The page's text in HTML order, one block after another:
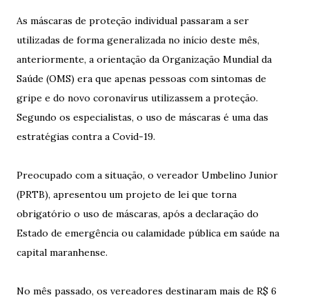
As máscaras de proteção individual passaram a ser
utilizadas de forma generalizada no início deste mês,
anteriormente, a orientação da Organização Mundial da
Saúde (OMS) era que apenas pessoas com sintomas de
gripe e do novo coronavírus utilizassem a proteção.
Segundo os especialistas, o uso de máscaras é uma das
estratégias contra a Covid-19.
Preocupado com a situação, o vereador Umbelino Junior
(PRTB), apresentou um projeto de lei que torna
obrigatório o uso de máscaras, após a declaração do
Estado de emergência ou calamidade pública em saúde na
capital maranhense.
No mês passado, os vereadores destinaram mais de R$ 6